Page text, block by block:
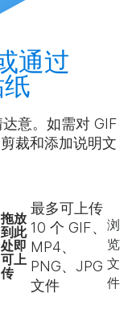
通过
意。如需对 GIF
裁和添加说明文
拖放
到此
处即
可上
传
最多可上传
10 个 GIF、
MP4、
PNG、JPG
文件
浏
览
文
件